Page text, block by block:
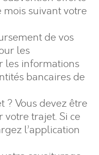
suivant votre
de vos
les
les informations
bancaires de
? Vous devez être
trajet. Si ce
l’application